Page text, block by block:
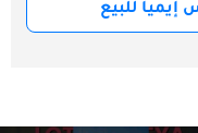
للبيع